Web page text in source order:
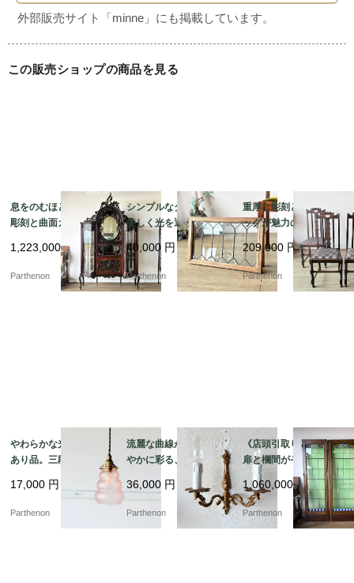
この販売ショップの商品を見る
息をのむほどの繊細な
彫刻と曲面ガラスが美
しいマホガニー製シフ
ォニア。華やかな存在
感を放つミラー付きキ
ャビネット【k182】
1,223,000円
Parthenon
シンプルなダイヤ柄が
美しく光を通すステン
ドグラス。施工や飾り
に便利な木製フレーム
付き。【51625-1】
40,000 円
Parthenon
重厚な彫刻とボビンレ
ッグが魅力のオーク製
ダイニングチェア4脚セ
ット。張り替え済みで
快適な座り心地。【c3
25】
209,000 円
Parthenon
やわらかな光を灯す訳
あり品。三段フォルム
が愛らしいピンクガラ
スのペンダントライト
17,000 円
Parthenon
流麗な曲線が壁面を華
やかに彩る、金色の装
飾が優雅に映える2灯式
ウォールランプ【222
36,000 円
Parthenon
《店頭引取り限定》3枚
扉と欄間がそろう希少
な建具。花文様のステ
ンドグラスを彩る大型
ドアセット【03433】
1,060,000円
Parthenon